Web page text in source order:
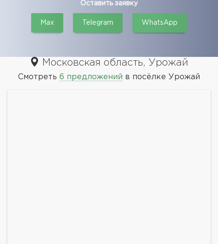
Оставить заявку
Max Telegram WhatsApp
Московская область, Урожай
Смотреть 6 предложений в посёлке Урожай